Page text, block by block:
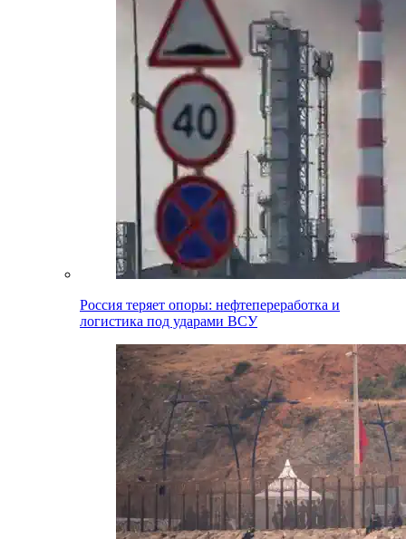
Россия теряет опоры: нефтепереработка и
логистика под ударами ВСУ